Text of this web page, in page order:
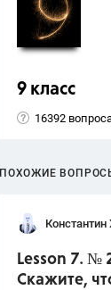
9 класс
16392
ПОХОЖИЕ
Константин
Lesson 7. №
Скажите,